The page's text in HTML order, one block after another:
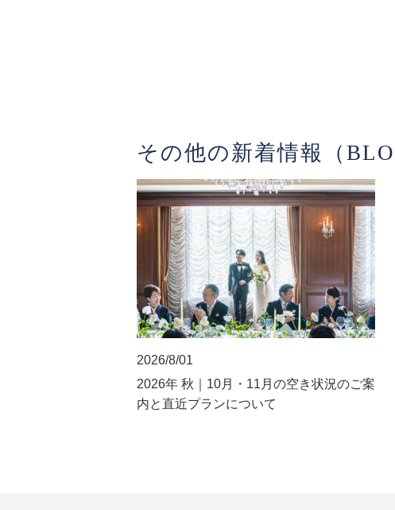
その他の新着情報（
2026/8/01
2026年 秋｜10月・11月の空き状況のご案
内と直近プランについて